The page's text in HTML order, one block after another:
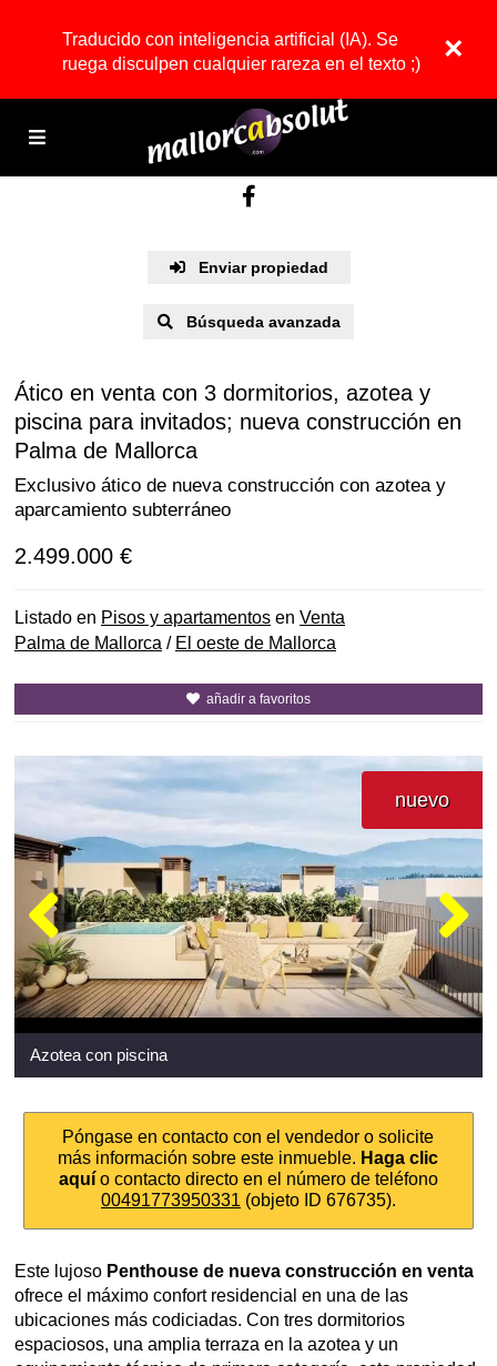
Traducido con inteligencia artificial (IA). Se
ruega disculpen cualquier rareza en el texto ;)
×
Enviar propiedad
Búsqueda avanzada
Ático en venta con 3 dormitorios, azotea y
piscina para invitados; nueva construcción en
Palma de Mallorca
Exclusivo ático de nueva construcción con azotea y
aparcamiento subterráneo
2.499.000 €
Listado en Pisos y apartamentos en Venta
Palma de Mallorca / El oeste de Mallorca
añadir a favoritos
nuevo
Azotea con piscina
Póngase en contacto con el vendedor o solicite
más información sobre este inmueble. Haga clic
aquío contacto directo en el número de teléfono
00491773950331 (objeto ID 676735).
Este lujoso Penthouse de nueva construcción en venta
ofrece el máximo confort residencial en una de las
ubicaciones más codiciadas. Con tres dormitorios
espaciosos, una amplia terraza en la azotea y un